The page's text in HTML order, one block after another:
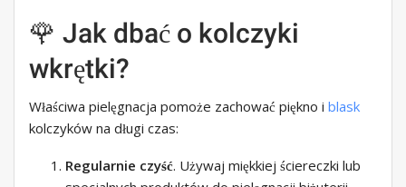
🌹 Jak dbać o kolczyki
wkrętki?
Właściwa pielęgnacja pomoże zachować piękno i blask
kolczyków na długi czas:
Regularnie czyść. Używaj miękkiej ściereczki lub